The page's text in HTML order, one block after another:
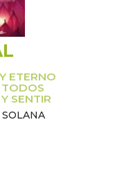
ETERNO
TODOS
SENTIR